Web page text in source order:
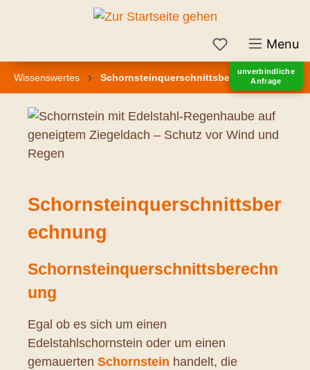
unverbindliche
Anfrage
Menu
Wissenswertes Schornsteinquerschnittsberechnung
Schornsteinquerschnittsber
echnung
Schornsteinquerschnittsberechn
ung
Egal ob es sich um einen
Edelstahlschornstein oder um einen
gemauerten Schornstein handelt, die